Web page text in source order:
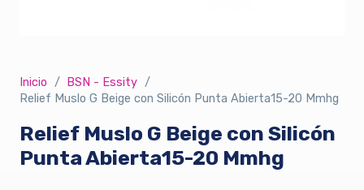
Inicio / BSN - Essity /
Relief Muslo G Beige con Silicón Punta Abierta15-20 Mmhg
Relief Muslo G Beige con Silicón
Punta Abierta15-20 Mmhg